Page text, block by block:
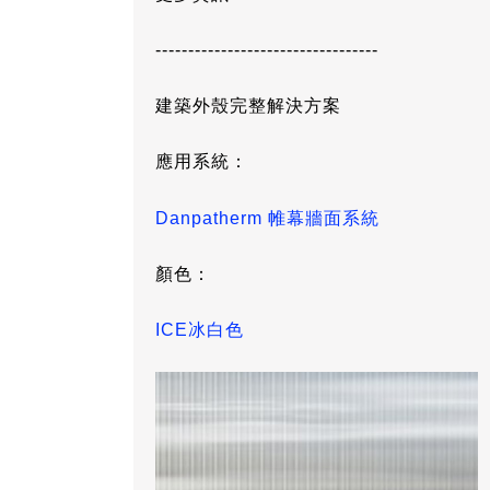
----------------------------------
建築外殼完整解決方案
應用系統：
Danpatherm 帷幕牆面系統
顏色：
ICE冰白色